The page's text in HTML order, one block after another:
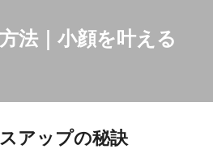
法｜小顔を叶える
アップの秘訣